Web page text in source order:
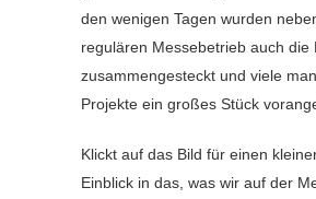
den wenigen Tagen wurden
regulären Messebetrieb auch die
zusammengesteckt und viele
Projekte ein großes Stück
Klickt auf das Bild für einen
Einblick in das, was wir auf der